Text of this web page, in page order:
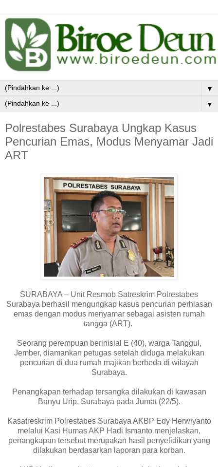
▼
▼
Polrestabes Surabaya Ungkap Kasus
Pencurian Emas, Modus Menyamar Jadi
ART
SURABAYA – Unit Resmob Satreskrim Polrestabes
Surabaya berhasil mengungkap kasus pencurian perhiasan
emas dengan modus menyamar sebagai asisten rumah
tangga (ART).
Seorang perempuan berinisial E (40), warga Tanggul,
Jember, diamankan petugas setelah diduga melakukan
pencurian di dua rumah majikan berbeda di wilayah
Surabaya.
Penangkapan terhadap tersangka dilakukan di kawasan
Banyu Urip, Surabaya pada Jumat (22/5).
Kasatreskrim Polrestabes Surabaya AKBP Edy Herwiyanto
melalui Kasi Humas AKP Hadi Ismanto menjelaskan,
penangkapan tersebut merupakan hasil penyelidikan yang
dilakukan berdasarkan laporan para korban.